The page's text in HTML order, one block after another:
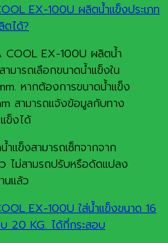
EX-100U ผลิตน้ำแข็งประเภท
ตได้?
COOL EX-100U ผลิตน้ำ
มารถเลือกขนาดน้ำแข็งใน
หากต้องการขนาดน้ำแข็ง
สามารถแจ้งข้อมูลกับทาง
ข็งได้
ำแข็งสามารถเซ็ทจากจาก
ไม่สามรถปรับหรือดัดแปลง
นแล้ว
EX-100U ใส่น้ำแข็งขนาด 16
บ 20 KG. ได้กี่กระสอบ